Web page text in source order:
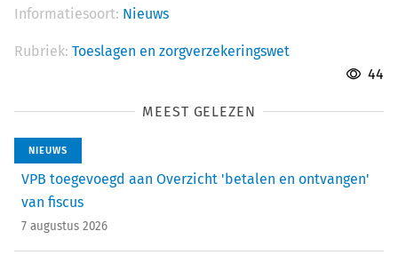
Informatiesoort: Nieuws
Rubriek: Toeslagen en zorgverzekeringswet
44
MEEST GELEZEN
NIEUWS
VPB toegevoegd aan Overzicht 'betalen en ontvangen'
van fiscus
7 augustus 2026